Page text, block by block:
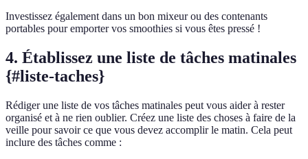
Investissez également dans un bon mixeur ou des contenants
portables pour emporter vos smoothies si vous êtes pressé !
4. Établissez une liste de tâches matinales
{#liste-taches}
Rédiger une liste de vos tâches matinales peut vous aider à rester
organisé et à ne rien oublier. Créez une liste des choses à faire de la
veille pour savoir ce que vous devez accomplir le matin. Cela peut
inclure des tâches comme :